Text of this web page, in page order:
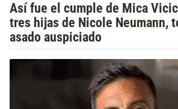
Así fue el cumple de Mica
tres hijas de Nicole Neumann,
asado auspiciado